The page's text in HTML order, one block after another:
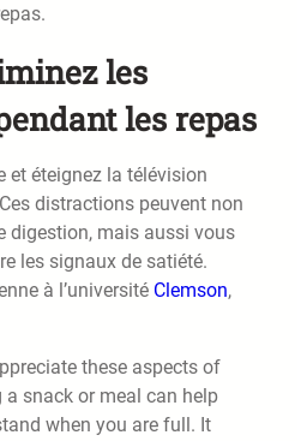
les
les repas
et éteignez la télévision
distractions peuvent non
digestion, mais aussi vous
les signaux de satiété.
à l’université Clemson,
these aspects of
snack or meal can help
when you are full. It